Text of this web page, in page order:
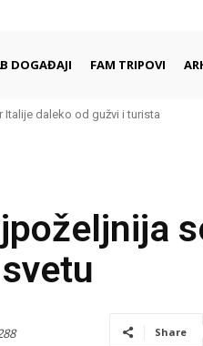
DOGAĐAJI FAM TRIPOVI
Italije daleko od gužvi i turista
Share